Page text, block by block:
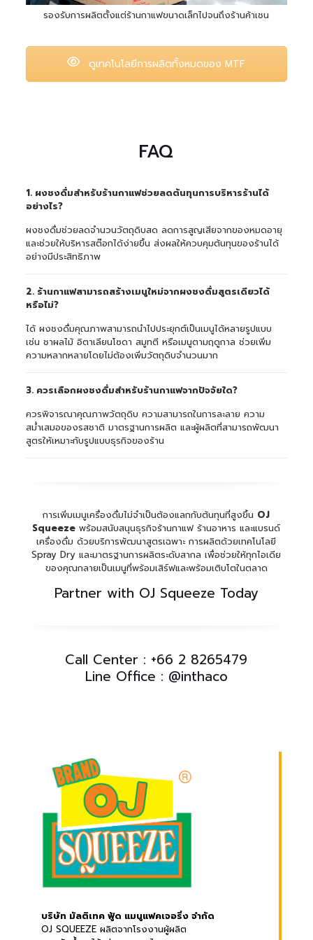
รองรับการผลิตตั้งแต่ร้านกาแฟขนาดเล็กไปจนถึงร้านค้าเชน
ดูเทคโนโลยีการผลิตทั้งหมดของ MTF
FAQ
1. ผงชงดื่มสำหรับร้านกาแฟช่วยลดต้นทุนการบริหารร้านได้
อย่างไร?
ผงชงดื่มช่วยลดจำนวนวัตถุดิบสด ลดการสูญเสียจากของหมดอายุ
และช่วยให้บริหารสต๊อกได้ง่ายขึ้น ส่งผลให้ควบคุมต้นทุนของร้านได้
อย่างมีประสิทธิภาพ
2. ร้านกาแฟสามารถสร้างเมนูใหม่จากผงชงดื่มสูตรเดียวได้
หรือไม่?
ได้ ผงชงดื่มคุณภาพสามารถนำไปประยุกต์เป็นเมนูได้หลายรูปแบบ
เช่น ชาผลไม้ อิตาเลียนโซดา สมูทตี หรือเมนูตามฤดูกาล ช่วยเพิ่ม
ความหลากหลายโดยไม่ต้องเพิ่มวัตถุดิบจำนวนมาก
3. ควรเลือกผงชงดื่มสำหรับร้านกาแฟจากปัจจัยใด?
ควรพิจารณาคุณภาพวัตถุดิบ ความสามารถในการละลาย ความ
สม่ำเสมอของรสชาติ มาตรฐานการผลิต และผู้ผลิตที่สามารถพัฒนา
สูตรให้เหมาะกับรูปแบบธุรกิจของร้าน
การเพิ่มเมนูเครื่องดื่มไม่จำเป็นต้องแลกกับต้นทุนที่สูงขึ้น OJ
Squeeze พร้อมสนับสนุนธุรกิจร้านกาแฟ ร้านอาหาร และแบรนด์
เครื่องดื่ม ด้วยบริการพัฒนาสูตรเฉพาะ การผลิตด้วยเทคโนโลยี
Spray Dry และมาตรฐานการผลิตระดับสากล เพื่อช่วยให้ทุกไอเดีย
ของคุณกลายเป็นเมนูที่พร้อมเสิร์ฟและพร้อมเติบโตในตลาด
Partner with OJ Squeeze Today
Call Center : +66 2 8265479
Line Office : @inthaco
บริษัท มัลติเทค ฟู้ด แมนูแฟคเจอริ่ง จำกัด
OJ SQUEEZE ผลิตจากโรงงานผู้ผลิต